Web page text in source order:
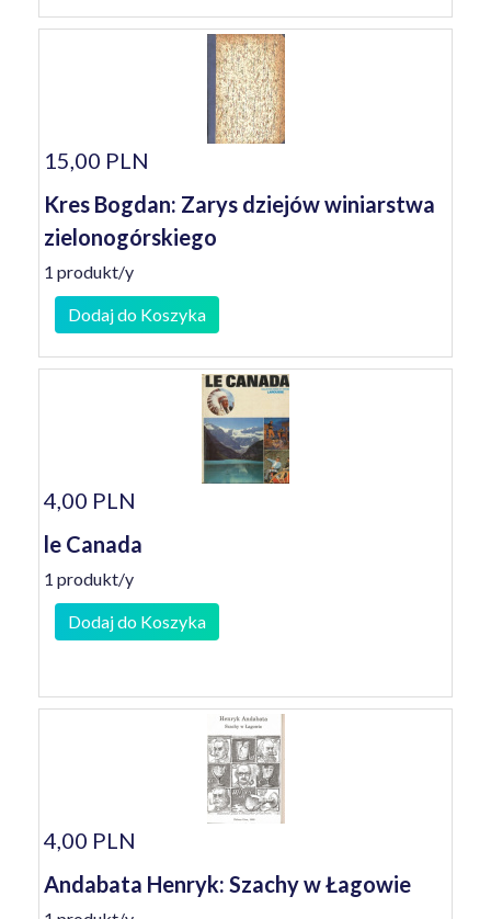
15,00 PLN
Kres Bogdan: Zarys dziejów winiarstwa
zielonogórskiego
1 produkt/y
Dodaj do Koszyka
4,00 PLN
le Canada
1 produkt/y
Dodaj do Koszyka
4,00 PLN
Andabata Henryk: Szachy w Łagowie